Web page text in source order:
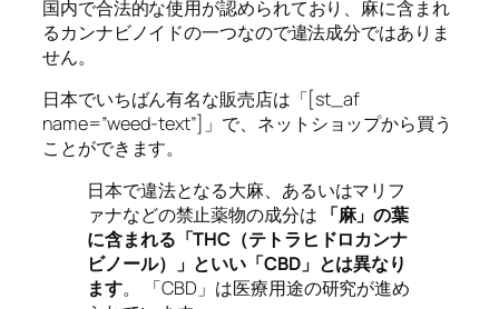
国内で合法的な使用が認められており、麻に含まれ
るカンナビノイドの一つなので違法成分ではありま
せん。
日本でいちばん有名な販売店は「[st_af
name=”weed-text”]」で、ネットショップから買う
ことができます。
日本で違法となる大麻、あるいはマリフ
ァナなどの禁止薬物の成分は 「麻」の葉
に含まれる「THC（テトラヒドロカンナ
ビノール）」といい「CBD」とは異なり
ます。 「CBD」は医療用途の研究が進め